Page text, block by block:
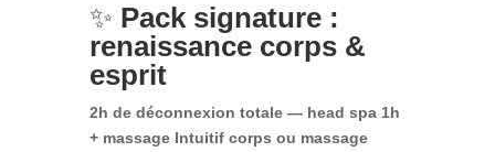
✨ Pack signature :
renaissance corps &
esprit
2h de déconnexion totale — head spa 1h
+ massage Intuitif corps ou massage